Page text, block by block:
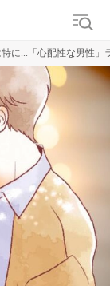
に...「心配性な男性